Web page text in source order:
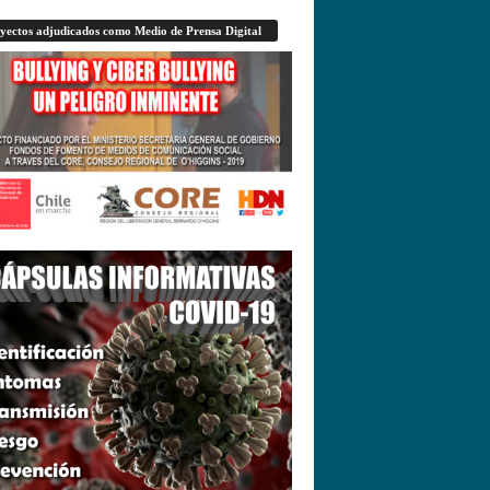
adjudicados como Medio de Prensa Digital